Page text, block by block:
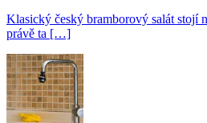
Klasický český bramborový salát stojí
právě ta […]